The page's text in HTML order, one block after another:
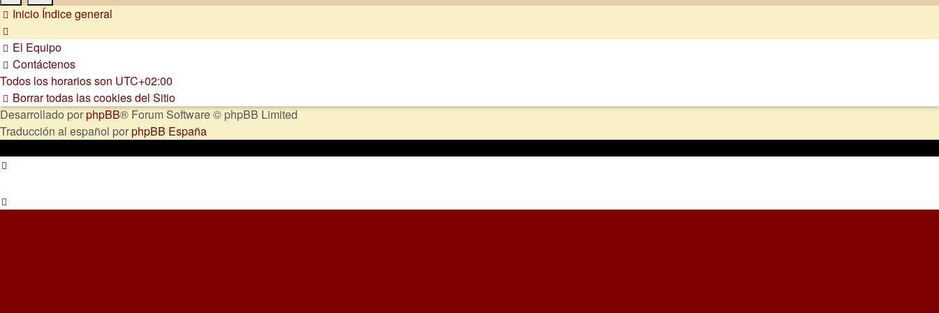
Inicio Índice general
El Equipo
Contáctenos
Todos los horarios son UTC+02:00
Borrar todas las cookies del Sitio
Desarrollado porphpBB® Forum Software © phpBB Limited
Traducción al español porphpBB España